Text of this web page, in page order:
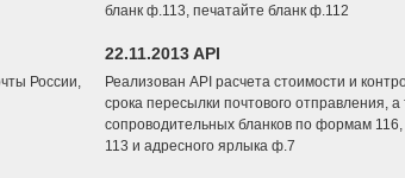
бланк ф.113, печатайте бланк ф.112
России,
22.11.2013 API
Реализован API расчета стоимости и
срока пересылки почтового отправления, а
сопроводительных бланков по формам 116,
113 и адресного ярлыка ф.7